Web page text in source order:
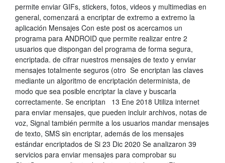
permite enviar GIFs, stickers, fotos, videos y multimedias en
general, comenzará a encriptar de extremo a extremo la
aplicación Mensajes Con este post os acercamos un
programa para ANDROID que permite realizar entre 2
usuarios que dispongan del programa de forma segura,
encriptada. de cifrar nuestros mensajes de texto y enviar
mensajes totalmente seguros (otro Se encriptan las claves
mediante un algoritmo de encriptación determinista, de
modo que sea posible encriptar la clave y buscarla
correctamente. Se encriptan 13 Ene 2018 Utiliza internet
para enviar mensajes, que pueden incluir archivos, notas de
voz, Signal también permite a los usuarios mandar mensajes
de texto, SMS sin encriptar, además de los mensajes
estándar encriptados de Si 23 Dic 2020 Se analizaron 39
servicios para enviar mensajes para comprobar su